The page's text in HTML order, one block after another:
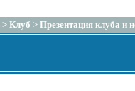
> Клуб > Презентация клуба и